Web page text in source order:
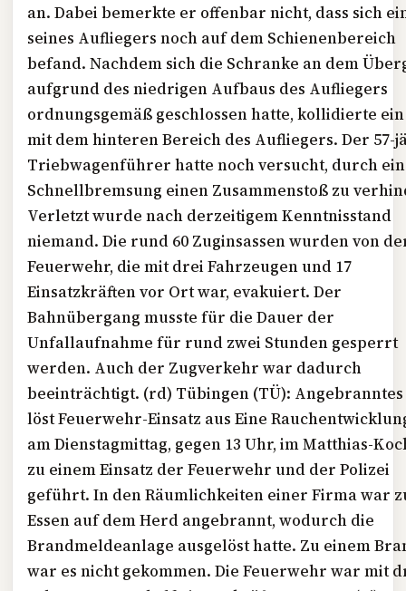
an. Dabei bemerkte er offenbar nicht, dass sich
seines Aufliegers noch auf dem Schienenbereich
befand. Nachdem sich die Schranke an dem
aufgrund des niedrigen Aufbaus des Aufliegers
ordnungsgemäß geschlossen hatte, kollidierte
mit dem hinteren Bereich des Aufliegers. Der 57-
Triebwagenführer hatte noch versucht, durch
Schnellbremsung einen Zusammenstoß zu
Verletzt wurde nach derzeitigem Kenntnisstand
niemand. Die rund 60 Zuginsassen wurden von
Feuerwehr, die mit drei Fahrzeugen und 17
Einsatzkräften vor Ort war, evakuiert. Der
Bahnübergang musste für die Dauer der
Unfallaufnahme für rund zwei Stunden gesperrt
werden. Auch der Zugverkehr war dadurch
beeinträchtigt. (rd) Tübingen (TÜ): Angebranntes
löst Feuerwehr-Einsatz aus Eine
am Dienstagmittag, gegen 13 Uhr, im Matthias-
zu einem Einsatz der Feuerwehr und der Polizei
geführt. In den Räumlichkeiten einer Firma war
Essen auf dem Herd angebrannt, wodurch die
Brandmeldeanlage ausgelöst hatte. Zu einem
war es nicht gekommen. Die Feuerwehr war mit